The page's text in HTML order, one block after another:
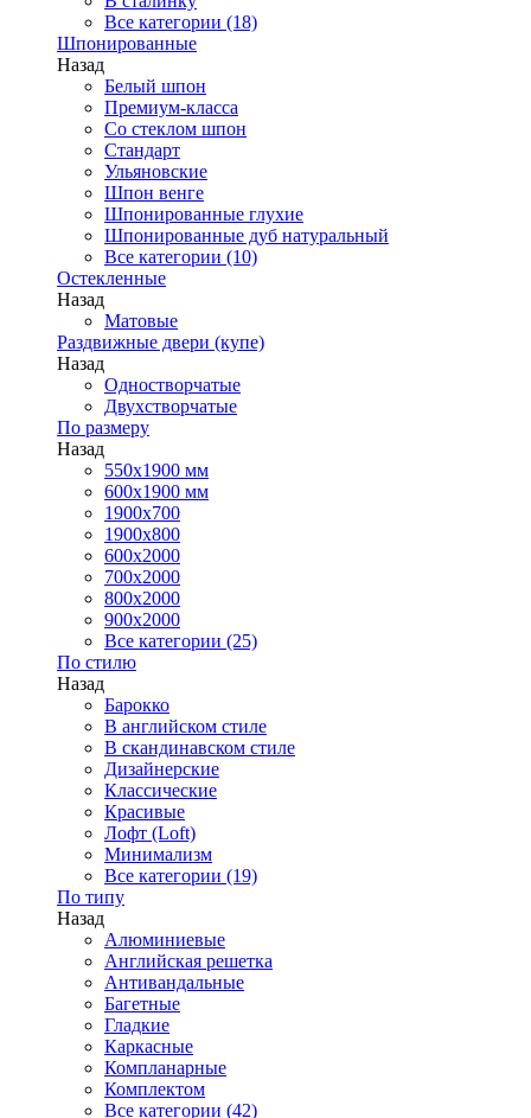
Все категории (18)
Шпонированные
Назад
Белый шпон
Премиум-класса
Со стеклом шпон
Стандарт
Ульяновские
Шпон венге
Шпонированные глухие
Шпонированные дуб натуральный
Все категории (10)
Остекленные
Назад
Матовые
Раздвижные двери (купе)
Назад
Одностворчатые
Двухстворчатые
По размеру
Назад
550x1900 мм
600x1900 мм
1900х700
1900х800
600x2000
700x2000
800x2000
900x2000
Все категории (25)
По стилю
Назад
Барокко
В английском стиле
В скандинавском стиле
Дизайнерские
Классические
Красивые
Лофт (Loft)
Минимализм
Все категории (19)
По типу
Назад
Алюминиевые
Английская решетка
Антивандальные
Багетные
Гладкие
Каркасные
Компланарные
Комплектом
Все категории (42)